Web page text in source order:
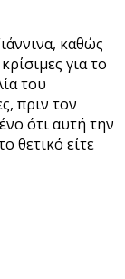
καθώς
για το
του
πριν τον
ότι αυτή την
θετικό είτε